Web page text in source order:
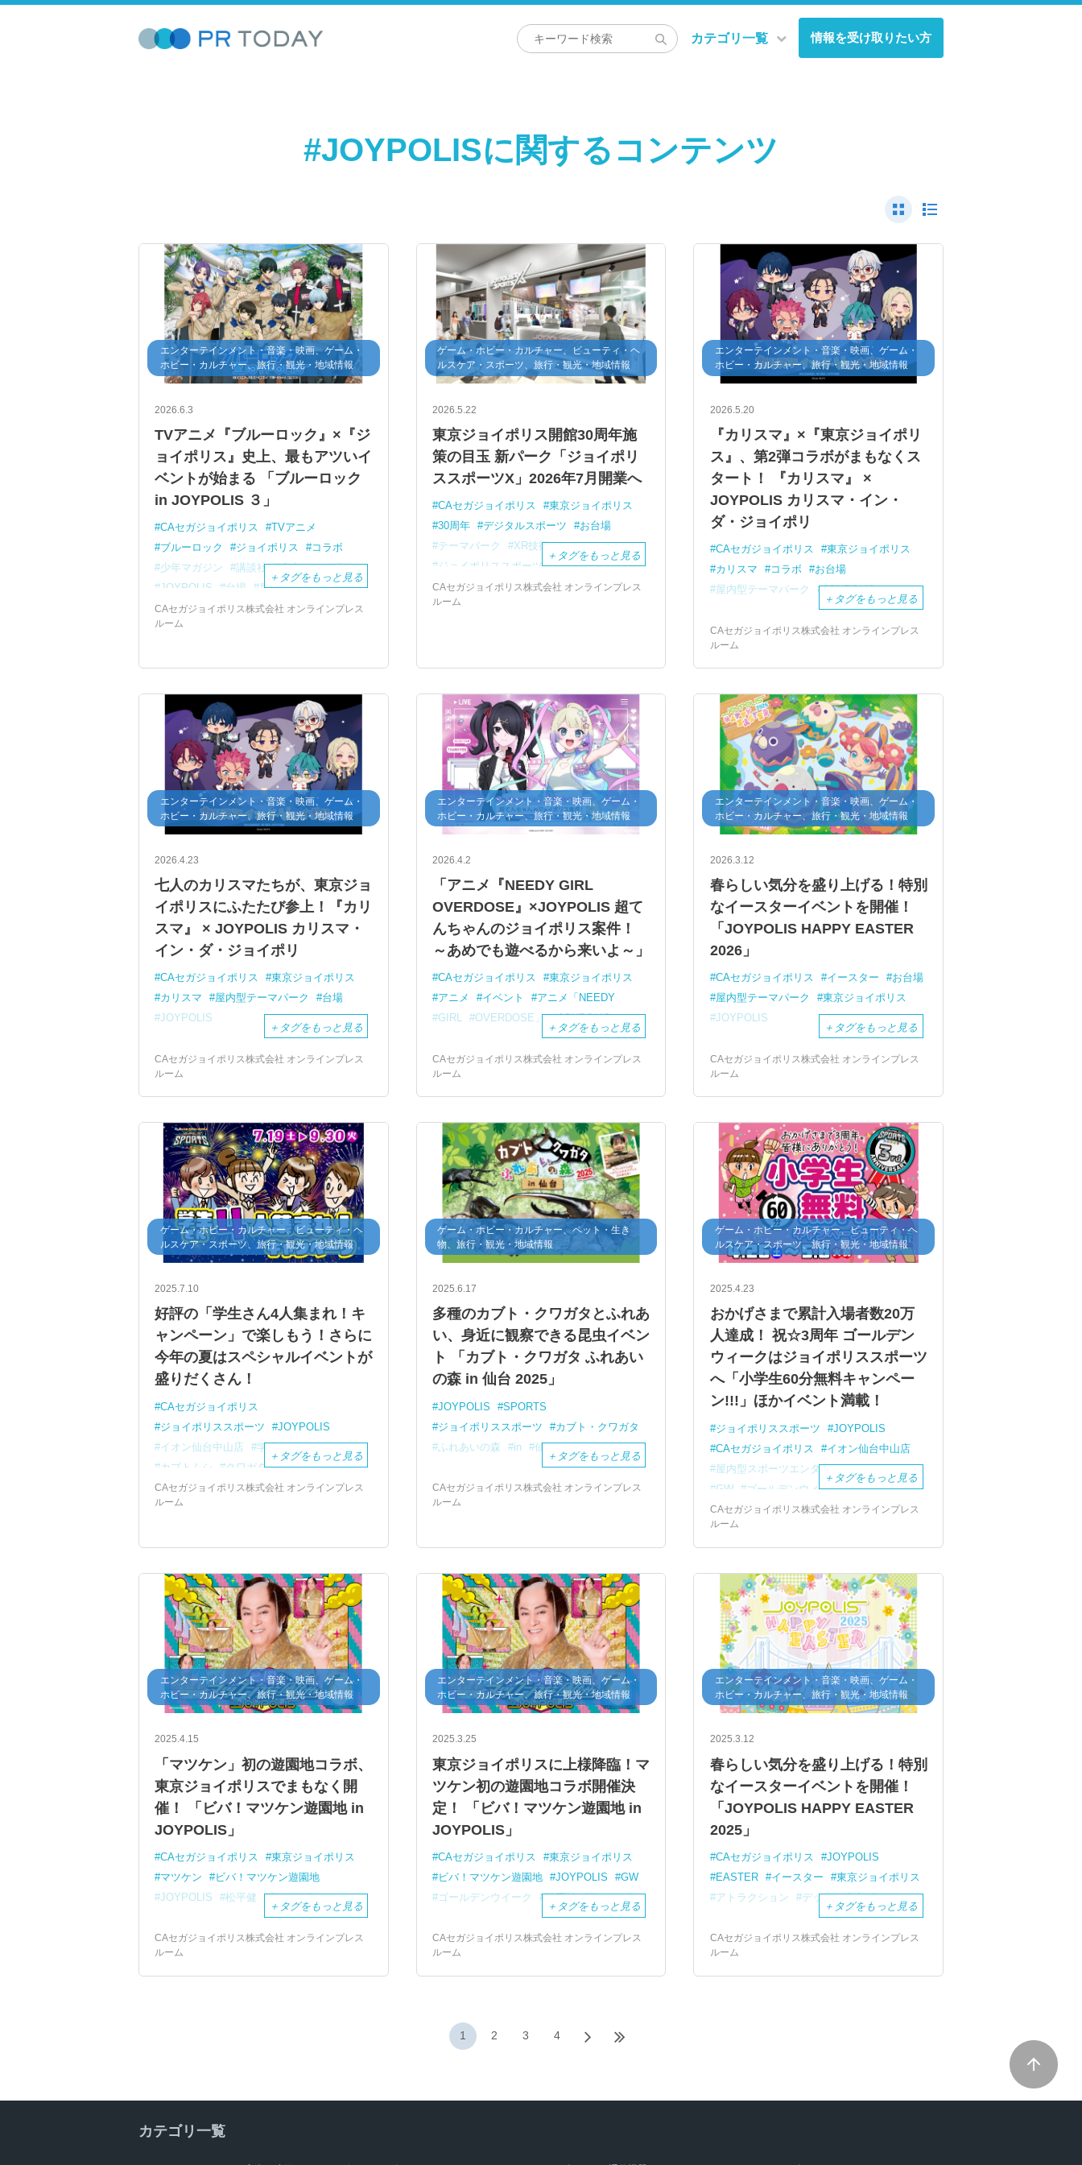
カテゴリ一覧 情報を受け取りたい方
#JOYPOLISに関するコンテンツ
エンターテインメント・音楽・映画、ゲーム・
ホビー・カルチャー、旅行・観光・地域情報
2026.6.3
TVアニメ『ブルーロック』×『ジ
ョイポリス』史上、最もアツいイ
ベントが始まる 「ブルーロック
in JOYPOLIS ３」
CAセガジョイポリス
TVアニメ
ブルーロック
ジョイポリス
コラボ
少年マガジン
講談社
東京ジョイポリス
JOYPOLIS
台場 屋内型テーマ パーク
＋ タグをもっと見る
CAセガジョイポリス株式会社 オンラインプレス
ルーム
ゲーム・ホビー・カルチャー、ビューティ・ヘ
ルスケア・スポーツ、旅行・観光・地域情報
2026.5.22
東京ジョイポリス開館30周年施
策の目玉 新パーク「ジョイポリ
ススポーツX」2026年7月開業へ
CAセガジョイポリス
東京ジョイポリス
30周年
デジタルスポーツ
お台場
テーマパーク
XR技術
ジョイポリススポーツX
新施設
屋内型テーマパーク
JOYPOLIS
デックス東京ビーチ
＋ タグをもっと見る
CAセガジョイポリス株式会社 オンラインプレス
ルーム
エンターテインメント・音楽・映画、ゲーム・
ホビー・カルチャー、旅行・観光・地域情報
2026.5.20
『カリスマ』×『東京ジョイポリ
ス』、第2弾コラボがまもなくス
タート！ 『カリスマ』 ×
JOYPOLIS カリスマ・イン・
ダ・ジョイポリ
CAセガジョイポリス
東京ジョイポリス
カリスマ
コラボ
お台場
屋内型テーマパーク
JOYPOLIS
＋ タグをもっと見る
CAセガジョイポリス株式会社 オンラインプレス
ルーム
エンターテインメント・音楽・映画、ゲーム・
ホビー・カルチャー、旅行・観光・地域情報
2026.4.23
七人のカリスマたちが、東京ジョ
イポリスにふたたび参上！『カリ
スマ』 × JOYPOLIS カリスマ・
イン・ダ・ジョイポリ
CAセガジョイポリス
東京ジョイポリス
カリスマ
屋内型テーマパーク
台場
JOYPOLIS
＋ タグをもっと見る
CAセガジョイポリス株式会社 オンラインプレス
ルーム
エンターテインメント・音楽・映画、ゲーム・
ホビー・カルチャー、旅行・観光・地域情報
2026.4.2
「アニメ『NEEDY GIRL
OVERDOSE』×JOYPOLIS 超て
んちゃんのジョイポリス案件！
～あめでも遊べるから来いよ～」
CAセガジョイポリス
東京ジョイポリス
アニメ
イベント
アニメ「NEEDY
GIRL
OVERDOSE」 JOYPOLIS
＋ タグをもっと見る
CAセガジョイポリス株式会社 オンラインプレス
ルーム
エンターテインメント・音楽・映画、ゲーム・
ホビー・カルチャー、旅行・観光・地域情報
2026.3.12
春らしい気分を盛り上げる！特別
なイースターイベントを開催！
「JOYPOLIS HAPPY EASTER
2026」
CAセガジョイポリス イースター
お台場
屋内型テーマパーク
東京ジョイポリス
JOYPOLIS
＋ タグをもっと見る
CAセガジョイポリス株式会社 オンラインプレス
ルーム
ゲーム・ホビー・カルチャー、ビューティ・ヘ
ルスケア・スポーツ、旅行・観光・地域情報
2025.7.10
好評の「学生さん4人集まれ！キ
ャンペーン」で楽しもう！さらに
今年の夏はスペシャルイベントが
盛りだくさん！
CAセガジョイポリス
ジョイポリススポーツ
JOYPOLIS
イオン仙台中山店
学生さん4人集まれ！
カブトムシ
クワガタ ベガ号
＋ タグをもっと見る
CAセガジョイポリス株式会社 オンラインプレス
ルーム
ゲーム・ホビー・カルチャー、ペット・生き
物、旅行・観光・地域情報
2025.6.17
多種のカブト・クワガタとふれあ
い、身近に観察できる昆虫イベン
ト 「カブト・クワガタ ふれあい
の森 in 仙台 2025」
JOYPOLIS
SPORTS
ジョイポリススポーツ
カブト・クワガタ
ふれあいの森
in 仙台 2025
＋ タグをもっと見る
CAセガジョイポリス株式会社 オンラインプレス
ルーム
ゲーム・ホビー・カルチャー、ビューティ・ヘ
ルスケア・スポーツ、旅行・観光・地域情報
2025.4.23
おかげさまで累計入場者数20万
人達成！ 祝☆3周年 ゴールデン
ウィークはジョイポリススポーツ
へ「小学生60分無料キャンペー
ン!!!」ほかイベント満載！
ジョイポリススポーツ
JOYPOLIS
CAセガジョイポリス
イオン仙台中山店
屋内型スポーツエンターテインメント施設
GW
ゴールデンウィーク
小学生60分無料キャンペーン
オラキオ
佐藤あり紗
＋ タグをもっと見る
CAセガジョイポリス株式会社 オンラインプレス
ルーム
エンターテインメント・音楽・映画、ゲーム・
ホビー・カルチャー、旅行・観光・地域情報
2025.4.15
「マツケン」初の遊園地コラボ、
東京ジョイポリスでまもなく開
催！ 「ビバ！マツケン遊園地 in
JOYPOLIS」
CAセガジョイポリス
東京ジョイポリス
マツケン
ビバ！マツケン遊園地
JOYPOLIS
松平健 初コラボ
＋ タグをもっと見る
CAセガジョイポリス株式会社 オンラインプレス
ルーム
エンターテインメント・音楽・映画、ゲーム・
ホビー・カルチャー、旅行・観光・地域情報
2025.3.25
東京ジョイポリスに上様降臨！マ
ツケン初の遊園地コラボ開催決
定！ 「ビバ！マツケン遊園地 in
JOYPOLIS」
CAセガジョイポリス
東京ジョイポリス
ビバ！マツケン遊園地
JOYPOLIS
GW
ゴールデンウイーク
松平健 初コラボ
＋ タグをもっと見る
CAセガジョイポリス株式会社 オンラインプレス
ルーム
エンターテインメント・音楽・映画、ゲーム・
ホビー・カルチャー、旅行・観光・地域情報
2025.3.12
春らしい気分を盛り上げる！特別
なイースターイベントを開催！
「JOYPOLIS HAPPY EASTER
2025」
CAセガジョイポリス
JOYPOLIS
EASTER
イースター
東京ジョイポリス
アトラクション
デックス東京ビーチ
＋ タグをもっと見る
CAセガジョイポリス株式会社 オンラインプレス
ルーム
1 2 3 4
カテゴリ一覧